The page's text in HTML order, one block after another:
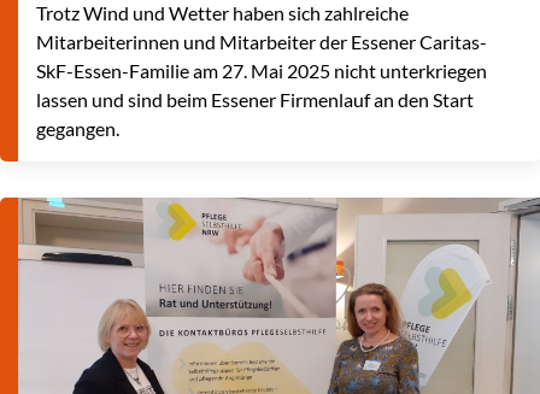
Trotz Wind und Wetter haben sich zahlreiche
Mitarbeiterinnen und Mitarbeiter der Essener Caritas-
SkF-Essen-Familie am 27. Mai 2025 nicht unterkriegen
lassen und sind beim Essener Firmenlauf an den Start
gegangen.